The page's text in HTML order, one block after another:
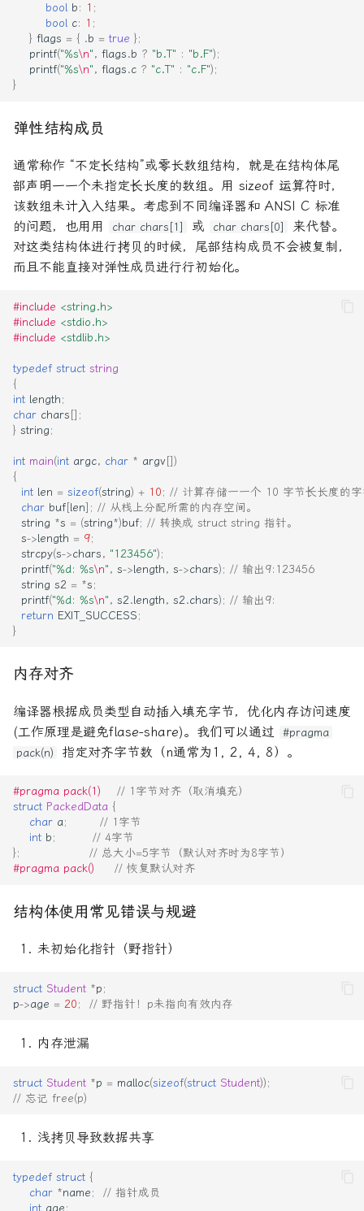
bool b: 1 ;
bool c: 1 ;
} flags = { .b = true };
printf("%s\n", flags.b ? "b.T" : "b.F");
printf("%s\n", flags.c ? "c.T" : "c.F");
}
弹性结构成员
通常称作 “不定⻓结构”或零长数组结构，就是在结构体尾
部声明⼀一个未指定⻓长度的数组。用 sizeof 运算符时，
该数组未计⼊入结果。考虑到不同编译器和 ANSI C 标准
的问题，也⽤用
char chars[1] 或 char chars[0]
来代替。
对这类结构体进行拷贝的时候，尾部结构成员不会被复制，
而且不能直接对弹性成员进⾏行初始化。
#include <string.h>
#include <stdio.h>
#include <stdlib.h>
typedef struct string
{
int length;
char chars [];
} string;
int main(int argc, char * argv[])
{
int len = sizeof(string) + 10; // 计算存储⼀一个 10 字节⻓长度的
char buf[len]; // 从栈上分配所需的内存空间。
string *s = (string*)buf; // 转换成 struct string 指针。
s->length = 9;
strcpy(s->chars, "123456");
printf("%d: %s\n", s->length, s->chars); // 输出9:123456
string s2 = *s;
printf("%d: %s\n", s2.length, s2.chars); // 输出9:
return EXIT_SUCCESS;
}
内存对齐
编译器根据成员类型自动插入填充字节，优化内存访问速度
(工作原理是避免flase-share)。我们可以通过
#pragma
pack(n)
指定对齐字节数（n通常为1, 2, 4, 8）。
#pragma pack(1) // 1字节对齐（取消填充）
struct PackedData {
char a;
// 1字节
int b;
// 4字节
};
// 总大小=5字节（默认对齐时为8字节）
#pragma pack() // 恢复默认对齐
结构体使用常见错误与规避
未初始化指针（野指针）
struct Student *p;
p->age = 20; // 野指针！p未指向有效内存
内存泄漏
struct Student *p = malloc(sizeof(struct Student));
// 忘记 free(p)
浅拷贝导致数据共享
typedef struct {
char *name;
// 指针成员
int age;